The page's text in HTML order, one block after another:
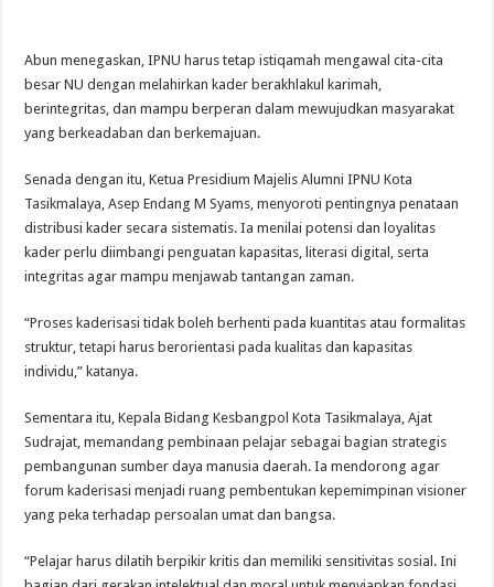
Abun menegaskan, IPNU harus tetap istiqamah mengawal cita-cita
besar NU dengan melahirkan kader berakhlakul karimah,
berintegritas, dan mampu berperan dalam mewujudkan masyarakat
yang berkeadaban dan berkemajuan.
Senada dengan itu, Ketua Presidium Majelis Alumni IPNU Kota
Tasikmalaya, Asep Endang M Syams, menyoroti pentingnya penataan
distribusi kader secara sistematis. Ia menilai potensi dan loyalitas
kader perlu diimbangi penguatan kapasitas, literasi digital, serta
integritas agar mampu menjawab tantangan zaman.
“Proses kaderisasi tidak boleh berhenti pada kuantitas atau formalitas
struktur, tetapi harus berorientasi pada kualitas dan kapasitas
individu,” katanya.
Sementara itu, Kepala Bidang Kesbangpol Kota Tasikmalaya, Ajat
Sudrajat, memandang pembinaan pelajar sebagai bagian strategis
pembangunan sumber daya manusia daerah. Ia mendorong agar
forum kaderisasi menjadi ruang pembentukan kepemimpinan visioner
yang peka terhadap persoalan umat dan bangsa.
“Pelajar harus dilatih berpikir kritis dan memiliki sensitivitas sosial. Ini